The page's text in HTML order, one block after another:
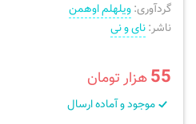
گردآوری:ویلهلم اوهمن
ناشر:نای و نی
55هزار تومان
موجود و آماده ارسال